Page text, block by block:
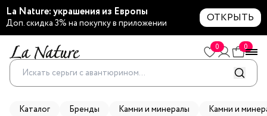
La Nature: украшения из Европы
Доп. скидка 3% на покупку в приложении ОТКРЫТЬ
0 0
Каталог Бренды Камни и минералы Камни и